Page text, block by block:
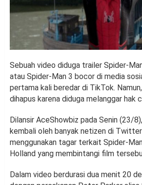
Sebuah video diduga trailer Spider-
atau Spider-Man 3 bocor di media
pertama kali beredar di TikTok.
dihapus karena diduga melanggar hak
Dilansir AceShowbiz pada Senin (23/
kembali oleh banyak netizen di
menggunakan tagar terkait Spider-
Holland yang membintangi film
Dalam video berdurasi dua menit 20